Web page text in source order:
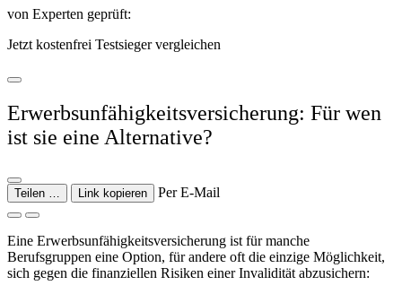
von Experten geprüft:
Jetzt kostenfrei Testsieger vergleichen
Erwerbsunfähigkeitsversicherung: Für wen
ist sie eine Alternative?
Teilen … Link kopieren Per E-Mail
Eine Erwerbsunfähigkeitsversicherung ist für manche
Berufsgruppen eine Option, für andere oft die einzige Möglichkeit,
sich gegen die finanziellen Risiken einer Invalidität abzusichern: